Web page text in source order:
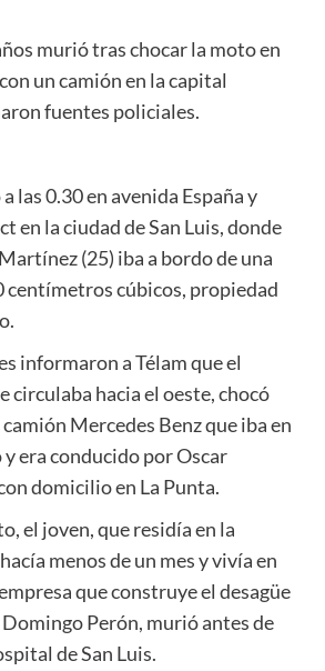
murió tras chocar la moto en
un camión en la capital
fuentes policiales.
las 0.30 en avenida España y
en la ciudad de San Luis, donde
(25) iba a bordo de una
centímetros cúbicos, propiedad
informaron a Télam que el
circulaba hacia el oeste, chocó
Mercedes Benz que iba en
era conducido por Oscar
domicilio en La Punta.
el joven, que residía en la
menos de un mes y vivía en
que construye el desagüe
Perón, murió antes de
de San Luis.